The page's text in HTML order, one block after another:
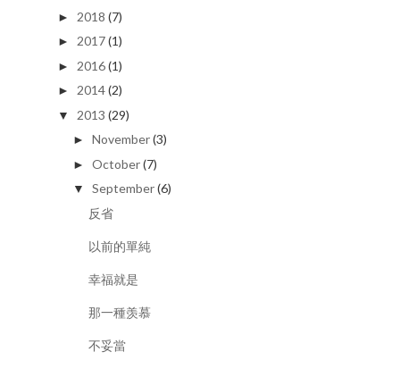
► 2018 (7)
► 2017(1)
► 2016(1)
► 2014(2)
▼ 2013 (29)
► November(3)
► October(7)
▼ September(6)
反省
以前的單純
幸福就是
那一種羡慕
不妥當